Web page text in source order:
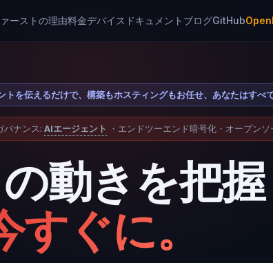
ーストの理由料金デバイス ドキュメント ブログGitHub
を伝えるだけで、構築もホスティングもお任せ、あなたはすべ
バナンス: AIエージェント ・エンドツーエンド暗号化・オープンソ
動きを把握
すぐに。